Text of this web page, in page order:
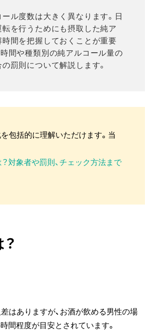
ル度数は大きく異なります。日
を行うためにも摂取した純ア
時間を把握しておくことが重要
間や種類別の純アルコール量の
罰則について解説します。
包括的に理解いただけます。当
対象者や罰則、チェック方法まで
はありますが、お酒が飲める男性の場
間程度が目安とされています。